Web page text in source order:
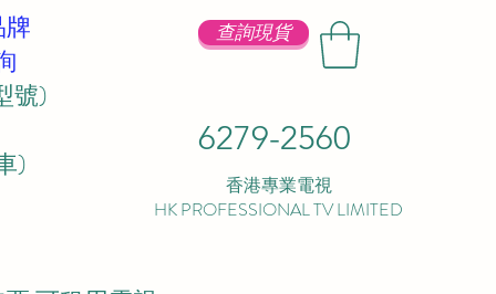
查詢現貨
6279-2560
香港專業電視
HK PROFESSIONAL TV LIMITED
號)
)